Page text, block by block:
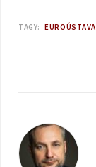
TAGY: EUROÚSTAVA